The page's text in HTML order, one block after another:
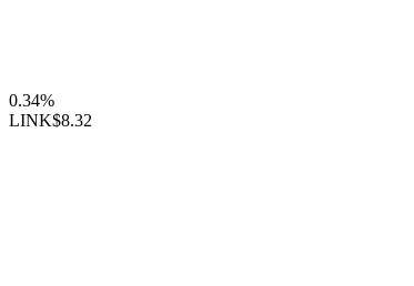
0.34%
LINK$8.32